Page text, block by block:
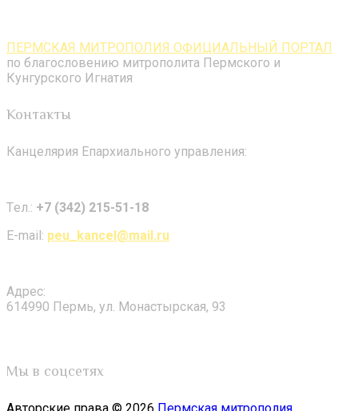
ПЕРМСКАЯ МИТРОПОЛИЯ ОФИЦИАЛЬНЫЙ ПОРТАЛ
по благословению митрополита Пермского и
Кунгурского Игнатия
Контакты
Канцелярия Епархиального управления:
Tел.: +7 (342) 215-51-18
E-mail: peu_kancel@mail.ru
Адрес:
614990 Пермь, ул. Монастырская, 93
Мы в соцсетях